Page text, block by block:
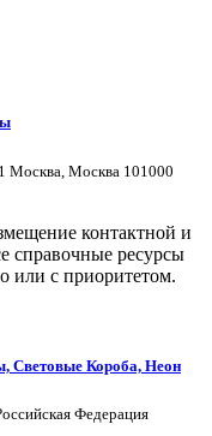
Москва, Москва 101000
контактной и
справочные ресурсы
или с приоритетом.
Световые Короба, Неон
Федерация